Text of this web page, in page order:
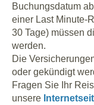
Buchungsdatum
einer Last Minute-
30 Tage) müssen
werden.
Die
oder gekündigt
Fragen Sie Ihr
unsere